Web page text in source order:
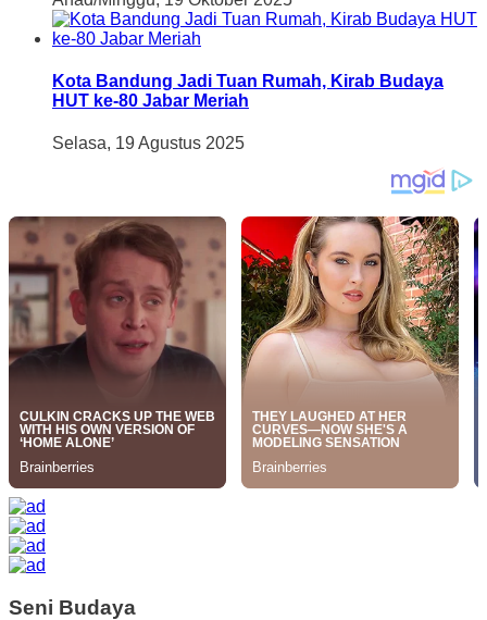
Kota Bandung Jadi Tuan Rumah, Kirab Budaya
HUT ke-80 Jabar Meriah
Selasa, 19 Agustus 2025
Seni Budaya